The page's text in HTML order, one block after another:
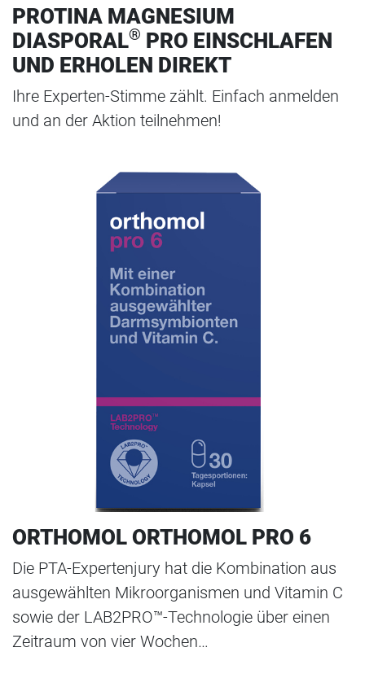
PROTINA MAGNESIUM
DIASPORAL® PRO EINSCHLAFEN
UND ERHOLEN DIREKT
Ihre Experten-Stimme zählt. Einfach anmelden
und an der Aktion teilnehmen!
ORTHOMOL ORTHOMOL PRO 6
Die PTA-Expertenjury hat die Kombination aus
ausgewählten Mikroorganismen und Vitamin C
sowie der LAB2PRO™-Technologie über einen
Zeitraum von vier Wochen…